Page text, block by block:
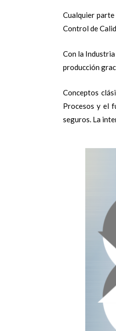
Cualquier
Control de
Con la
producción
Conceptos
Procesos y el
seguros. La